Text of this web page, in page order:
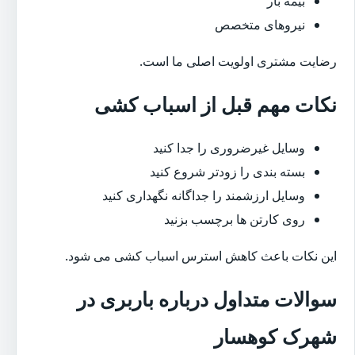
نیروهای متخصص
رضایت مشتری اولویت اصلی ما است.
نکات مهم قبل از اسباب کشی
وسایل غیرضروری را جدا کنید
بسته بندی را زودتر شروع کنید
وسایل ارزشمند را جداگانه نگهداری کنید
روی کارتن ها برچسب بزنید
این نکات باعث کاهش استرس اسباب کشی می شود.
سوالات متداول درباره باربری در
شهرک کوهسار